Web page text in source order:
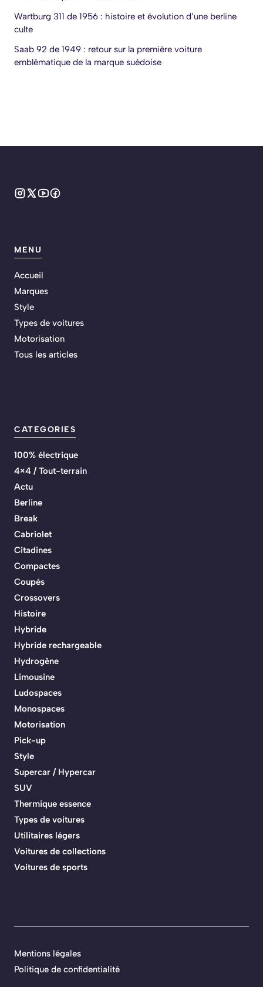
Wartburg 311 de 1956 : histoire et évolution d’une berline
culte
Saab 92 de 1949 : retour sur la première voiture
emblématique de la marque suédoise
MENU
Accueil
Marques
Style
Types de voitures
Motorisation
Tous les articles
CATEGORIES
100% électrique
4×4 / Tout-terrain
Actu
Berline
Break
Cabriolet
Citadines
Compactes
Coupés
Crossovers
Histoire
Hybride
Hybride rechargeable
Hydrogène
Limousine
Ludospaces
Monospaces
Motorisation
Pick-up
Style
Supercar / Hypercar
SUV
Thermique essence
Types de voitures
Utilitaires légers
Voitures de collections
Voitures de sports
Mentions légales
Politique de confidentialité